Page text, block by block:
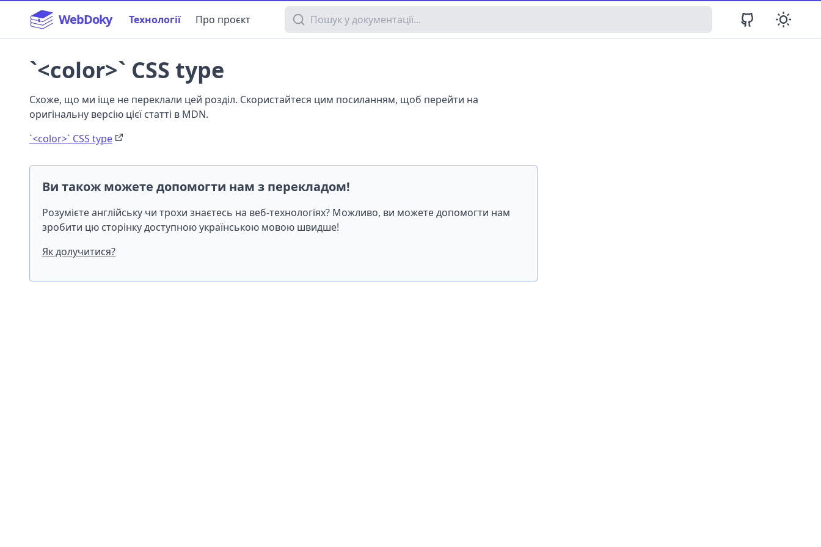
WebDoky Технології Про проєкт Пошук у документації
`<color>` CSS type
Схоже, що ми іще не переклали цей розділ. Скористайтеся цим посиланням, щоб перейти на
оригінальну версію цієї статті в MDN.
`<color>` CSS type
Ви також можете допомогти нам з перекладом!
Розумієте англійську чи трохи знаєтесь на веб-технологіях? Можливо, ви можете допомогти нам
зробити цю сторінку доступною українською мовою швидше!
Як долучитися?